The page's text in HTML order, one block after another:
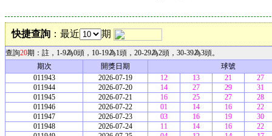
快捷查詢 ：最近 期
查詢20期：註，1-9為0頭，10-19為1頭，20-29為2頭，30-39為3頭。
期次
開獎日期
球號
011943
2026-07-19 12 13 21
27
011944
2026-07-20 14 27 29
31
011945
2026-07-21 16 25 27
28
011946
2026-07-22 01 14 16
22
011947
2026-07-23 03 16 19
30
011948
2026-07-24 11 14 16
22